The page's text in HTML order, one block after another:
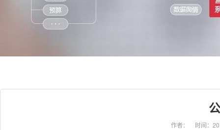
作者： 时间：